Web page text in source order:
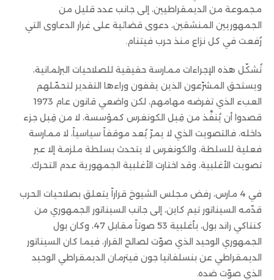
مجموعة من الديمقراطيين، إلى جانب عدد قليل من
الجمهوريين المنشقين، دعوى قضائية على غرار الدعاوى التي
رُفعت في كل نزاع منذ حرب فيتنام.
تُشكّل هذه الإجراءات ممارسة حقيقية للصلاحيات البرلمانية،
ويستحق المشرّعون الذين يقفون وراءها التقدير لتحمّلهم
العبء الذي تفرضه مهامهم، لكن واضعي قانون عام 1973
قصدوا أن يُنفَّذ من قِبل الكونغرس كمؤسسة، لا من قِبل جزء
داخله، فالتصويت الذي لا يمرّ يُعد موقفاً سياسياً، لا ممارسة
فعلية للسلطة، والكونغرس لا يتحدث بسلطة ملزمة إلا عبر
تصويت الأغلبية، وقد اختارت الأغلبية الجمهورية عدم التحرك.
في 4 مارس، رفض مجلس الشيوخ قراراً يتعلق بصلاحيات الحرب
قدّمه السيناتور تيم كاين، إلى جانب السيناتور الجمهوري من
كنتاكي راند بول، بأغلبية 53 صوتاً مقابل 47، وكان بول
الجمهوري الوحيد الذي صوّت لصالح القرار، فيما كان السيناتور
الديمقراطي عن بنسلفانيا جون فيترمان الديمقراطي الوحيد
الذي صوّت ضده.